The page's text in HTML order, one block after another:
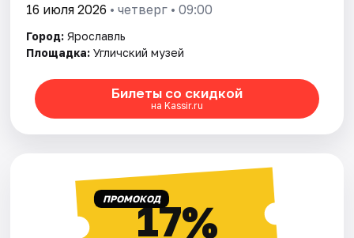
16 июля 2026 • четверг • 09:00
Город: Ярославль
Площадка: Угличский музей
Билеты со скидкой
на Kassir.ru
ПРОМОКОД17%